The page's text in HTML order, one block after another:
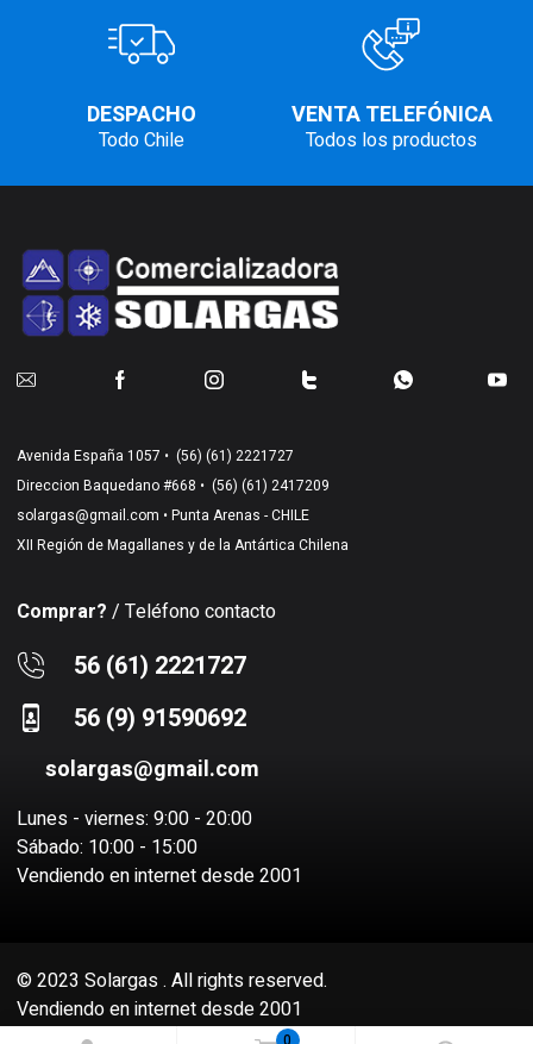
DESPACHO
Todo Chile
VENTA TELEFÓNICA
Todos los productos
Avenida España 1057 • (56) (61) 2221727
Direccion Baquedano #668 • (56) (61) 2417209
solargas@gmail.com • Punta Arenas - CHILE
XII Región de Magallanes y de la Antártica Chilena
Comprar? / Teléfono contacto
56 (61) 2221727
56 (9) 91590692
solargas@gmail.com
Lunes - viernes: 9:00 - 20:00
Sábado: 10:00 - 15:00
Vendiendo en internet desde 2001
© 2023 Solargas . All rights reserved.
Vendiendo en internet desde 2001